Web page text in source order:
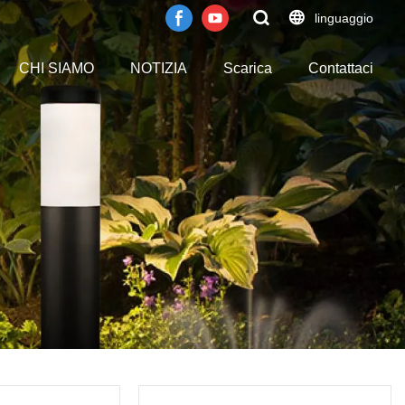
linguaggio
CHI SIAMO NOTIZIA Scarica Contattaci